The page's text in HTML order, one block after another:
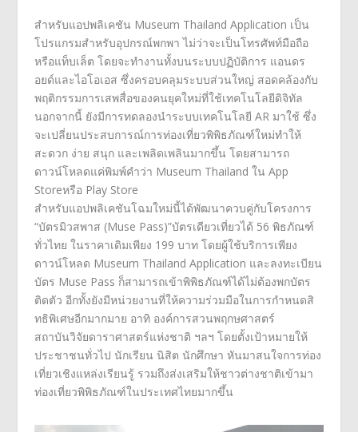
สำหรับแอปพลิเคชัน Museum Thailand Application เป็น
โปรแกรมสำหรับอุปกรณ์พกพา ไม่ว่าจะเป็นโทรศัพท์มือถือ
หรือแท็บเล็ต โดยจะทำงานทั้งบนระบบปฏิบัติการ แอนดร
อยด์และไอโอเอส ซึ่งครอบคลุมระบบส่วนใหญ่ สอดคล้องกับ
พฤติกรรมการเสพสื่อของคนยุคใหม่ที่ใช้เทคโนโลยีดิจิทัล
นอกจากนี้ ยังมีการทดลองนำระบบเทคโนโลยี AR มาใช้ ซึ่ง
จะเปลี่ยนประสบการณ์การท่องเที่ยวพิพิธภัณฑ์ใหม่ทำให้
สะดวก ง่าย สนุก และเพลิดเพลินมากขึ้น โดยสามารถ
ดาวน์โหลดแค่พิมพ์คำว่า Museum Thailand ใน App
Storeหรือ Play Store
สำหรับแอปพลิเคชันโฉมใหม่นี้ได้พัฒนาควบคู่กับโครงการ
“บัตรมิวสพาส (Muse Pass)”บัตรเดียวเที่ยวได้ 56 พิธภัณฑ์
ทั่วไทย ในราคาเดิมเพียง 199 บาท โดยผู้ใช้บริการเพียง
ดาวน์โหลด Museum Thailand Application และลงทะเบียน
บัตร Muse Pass ก็สามารถเข้าพิพิธภัณฑ์ได้ไม่ต้องพกบัตร
ติดตัว อีกทั้งยังมีหน่วยงานที่ให้ความร่วมมือในการกำหนดสิ
ทธิพิเศษอีกมากมาย อาทิ องค์การสวนพฤกษศาสตร์
สถาบันวิจัยดาราศาสตร์แห่งชาติ ฯลฯ โดยตั้งเป้าหมายให้
ประชาชนทั่วไป นักเรียน นิสิต นักศึกษา หันมาสนใจการท่อง
เที่ยวเชิงแหล่งเรียนรู้ รวมถึงส่งเสริมให้ชาวต่างชาติเข้ามา
ท่องเที่ยวพิพิธภัณฑ์ในประเทศไทยมากขึ้น